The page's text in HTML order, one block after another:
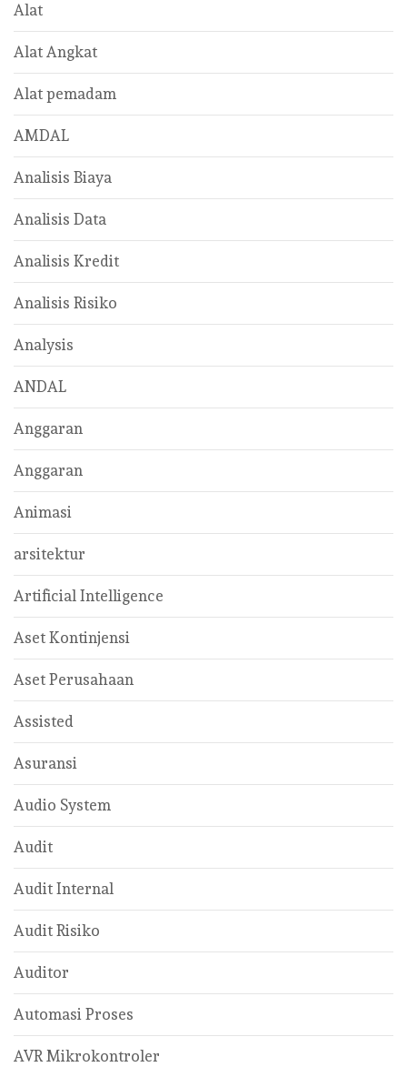
Alat
Alat Angkat
Alat pemadam
AMDAL
Analisis Biaya
Analisis Data
Analisis Kredit
Analisis Risiko
Analysis
ANDAL
Anggaran
Anggaran
Animasi
arsitektur
Artificial Intelligence
Aset Kontinjensi
Aset Perusahaan
Assisted
Asuransi
Audio System
Audit
Audit Internal
Audit Risiko
Auditor
Automasi Proses
AVR Mikrokontroler